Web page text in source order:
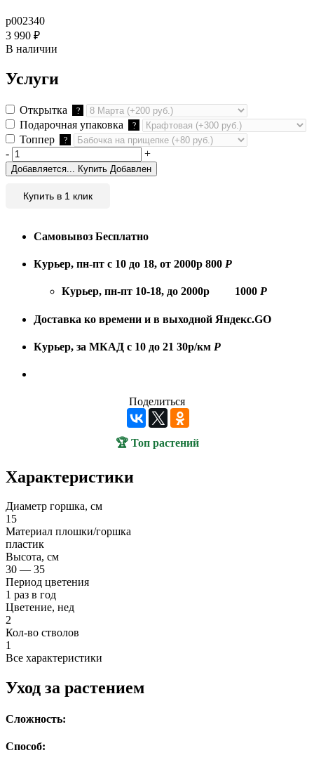
р002340
3 990 ₽
В наличии
Услуги
Открытка ?
Подарочная упаковка ?
Топпер ?
- +
Добавляется... Купить Добавлен
Купить в 1 клик
Самовывоз Бесплатно
Курьер, пн-пт с 10 до 18, от 2000р 800 Р
Курьер, пн-пт 10-18, до 2000р 1000 Р
Доставка ко времени и в выходной Яндекс.GO
Курьер, за МКАД с 10 до 21 30р/км Р
Поделиться
🏆 Топ растений
Характеристики
Диаметр горшка, см
15
Материал плошки/горшка
пластик
Высота, см
30 — 35
Период цветения
1 раз в год
Цветение, нед
2
Кол-во стволов
1
Все характеристики
Уход за растением
Сложность:
Способ: